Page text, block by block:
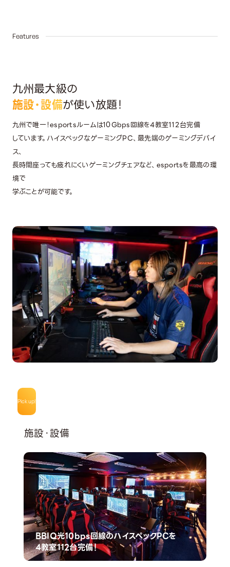
Features03
九州最大級の
施設・設備が使い放題！
九州で唯一！esportsルームは10Gbps回線を4教室112台完備
しています。ハイスペックなゲーミングPC、最先端のゲーミングデバイ
ス、
長時間座っても疲れにくいゲーミングチェアなど、esportsを最高の環
境で
学ぶことが可能です。
Pick up!
施設・設備
BBIQ光10bps回線のハイスペックPCを
4教室112台完備！